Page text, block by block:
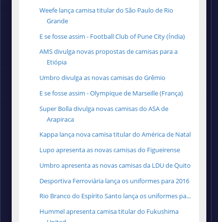
Weefe lança camisa titular do São Paulo de Rio
Grande
E se fosse assim - Football Club of Pune City (Índia)
AMS divulga novas propostas de camisas para a
Etiópia
Umbro divulga as novas camisas do Grêmio
E se fosse assim - Olympique de Marseille (França)
Super Bolla divulga novas camisas do ASA de
Arapiraca
Kappa lança nova camisa titular do América de Natal
Lupo apresenta as novas camisas do Figueirense
Umbro apresenta as novas camisas da LDU de Quito
Desportiva Ferroviária lança os uniformes para 2016
Rio Branco do Espírito Santo lança os uniformes pa...
Hummel apresenta camisa titular do Fukushima